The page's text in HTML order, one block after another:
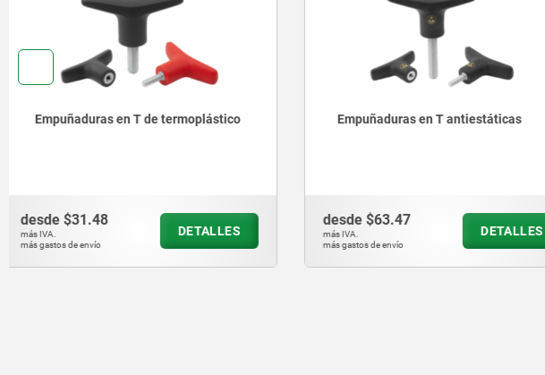
Empuñaduras en T antiestáticas
desde$63.47
más IVA.
más gastos de envío
DETALLES
Empuñaduras en T detectables
desde$135.46
más IVA.
más gastos de envío
DETALLES